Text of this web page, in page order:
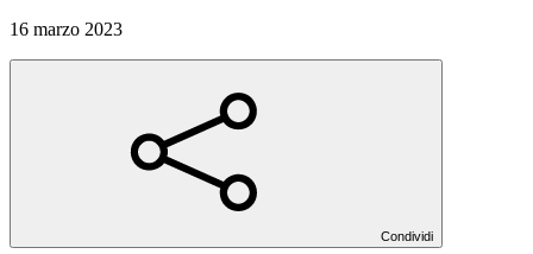
16 marzo 2023
Condividi